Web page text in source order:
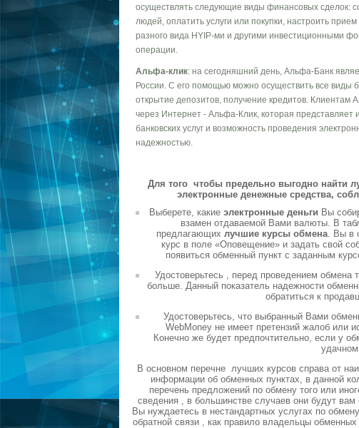
осуществлять следующие виды финансовых сделок:
людей, оплатить услуги или покупки, настроить
разного вида HYIP-ми и другими инвестиционными
операции.
Альфа-клик: на сегодняшний день, Альфа-Банк
России. С его помощью можно осуществить все виды
открытие депозитов, получение кредитов. Клиентам
через Интернет - Альфа-Клик, которая
банковских услуг и возможность проведения
надежностью.
Для того чтобы предельно выгодно найти
электронные денежные средства,
Выберете, какие электронные деньги Вы
взамен отдаваемой Вами валюты. В
предлагающих лучшие курсы обмена. Вы в
курс в поле «Оповещение» и задать свой
появиться обменный пункт с заданным
Удостоверьтесь , перед проведением обмена
больше. Данный показатель надежности
обратиться к
Удостоверьтесь, что выбранный Вами
WebMoney не имеет претензий жалоб или
Конечно же будет предпочтительно, если у
удачном
В основном перечне лучших курсов справа от
информации об обменных пунктах, в данной
перечень предложений по обмену того или
сведения , в большинстве случаев они будут
Вы нуждаетесь в нестандартных услугах по
обратной связи , как правило владельцы